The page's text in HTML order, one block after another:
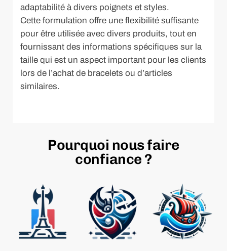
adaptabilité à divers poignets et styles.
Cette formulation offre une flexibilité suffisante
pour être utilisée avec divers produits, tout en
fournissant des informations spécifiques sur la
taille qui est un aspect important pour les clients
lors de l’achat de bracelets ou d’articles
similaires.
Pourquoi nous faire
confiance ?